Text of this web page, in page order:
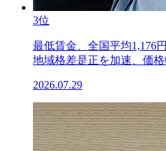
3位
最低賃金、全国平均1,176
地域格差是正を加速、価
2026.07.29